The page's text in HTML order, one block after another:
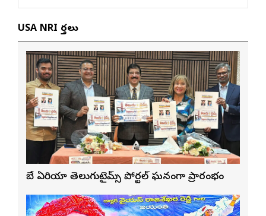
USA NRI వార్తలు
బే ఏరియా తెలుగుటైమ్స్ పోర్టల్ ఘనంగా ప్రారంభం